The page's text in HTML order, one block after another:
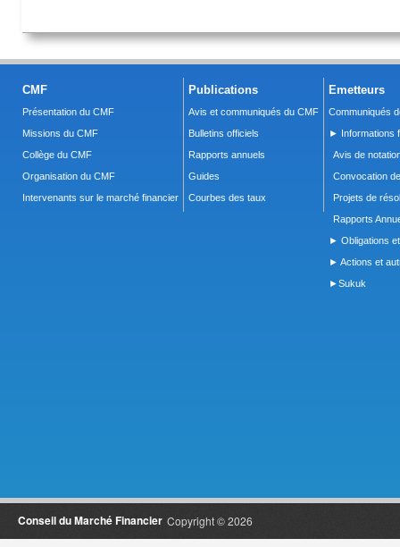
CMF
Présentation du CMF
Missions du CMF
Collège du CMF
Organisation du CMF
Intervenants sur le marché financier
Publications
Avis et communiqués du CMF
Bulletins officiels
Rapports annuels
Guides
Courbes des taux
Emetteurs
Communiqués
► Informations
Avis de
Convocation
Projets de
Rapports
► Obligations
► Actions et
►Sukuk
Copyright © 2026
Conseil du Marché Financier